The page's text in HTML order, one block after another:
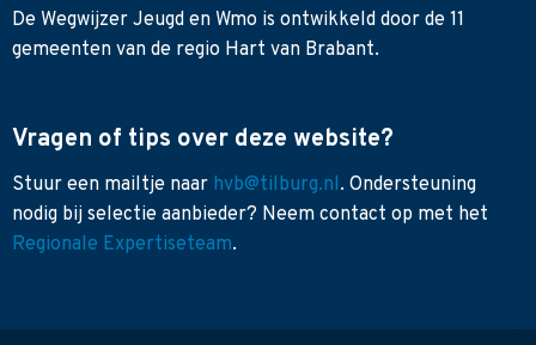
De Wegwijzer Jeugd en Wmo is ontwikkeld door de 11
gemeenten van de regio Hart van Brabant.
Vragen of tips over deze website?
Stuur een mailtje naar hvb@tilburg.nl. Ondersteuning
nodig bij selectie aanbieder? Neem contact op met het
Regionale Expertiseteam.